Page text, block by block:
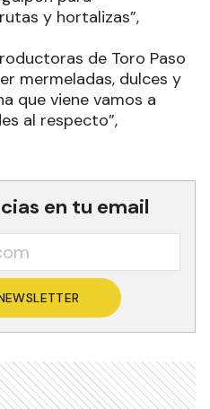
y hortalizas”,
de Toro Paso
mermeladas, dulces y
que viene vamos a
al respecto”,
en tu email